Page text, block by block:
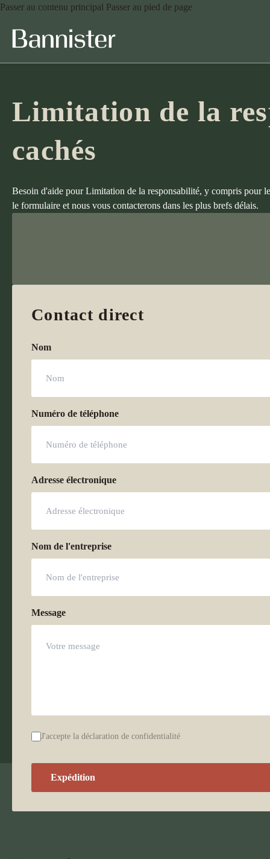
Passer au contenu principal Passer au pied de page
Limitation de la
cachés
Besoin d'aide pour Limitation de la responsabilité, y compris pour
le formulaire et nous vous contacterons dans les plus brefs délais.
Contact direct
Nom
Numéro de téléphone
Adresse électronique
Nom de l'entreprise
Message
Déclaration
confidentialité
J'accepte la déclaration de confidentialité